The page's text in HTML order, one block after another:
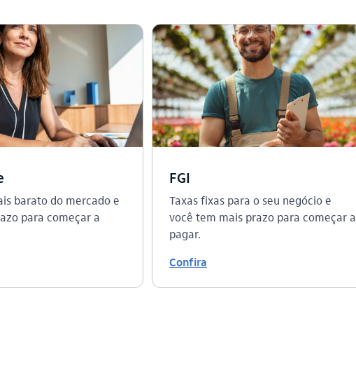
barato do mercado e
para começar a
FGI
Taxas fixas para o seu negócio e
você tem mais prazo para começar a
pagar.
Confira